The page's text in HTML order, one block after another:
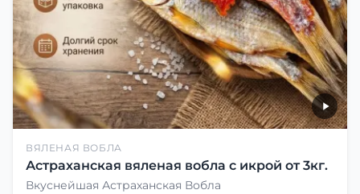
ВЯЛЕНАЯ ВОБЛА
Астраханская вяленая вобла с икрой от 3кг.
Вкуснейшая Астраханская Вобла